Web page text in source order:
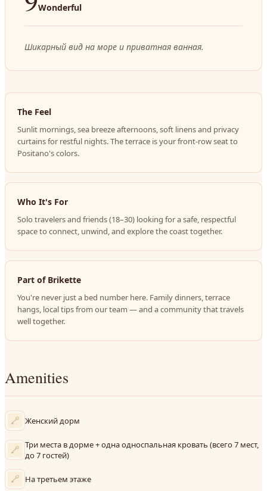
Wonderful
Шикарный вид на море и приватная ванная.
The Feel
Sunlit mornings, sea breeze afternoons, soft linens and privacy
curtains for restful nights. The terrace is your front-row seat to
Positano's colors.
Who It's For
Solo travelers and friends (18–30) looking for a safe, respectful
space to connect, unwind, and explore the coast together.
Part of Brikette
You're never just a bed number here. Family dinners, terrace
hangs, local tips from our team — and a community that travels
well together.
Amenities
Женский дорм
Три места в дорме + одна односпальная кровать (всего 7 мест,
до 7 гостей)
На третьем этаже